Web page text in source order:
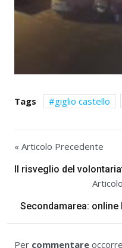
Tags giglio castello
« Articolo Precedente
Il risveglio del
Secondamarea: online
Per commentare